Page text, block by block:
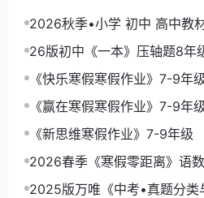
2026秋季•小学 初中 高中教
26版初中《一本》压轴题8年
《一本函数》
《快乐寒假寒假作业》7-9年
《赢在寒假寒假作业》7-9年级
《新思维寒假作业》7-9年级
2026春季《寒假零距离》语
2025版万唯《中考•真题分类